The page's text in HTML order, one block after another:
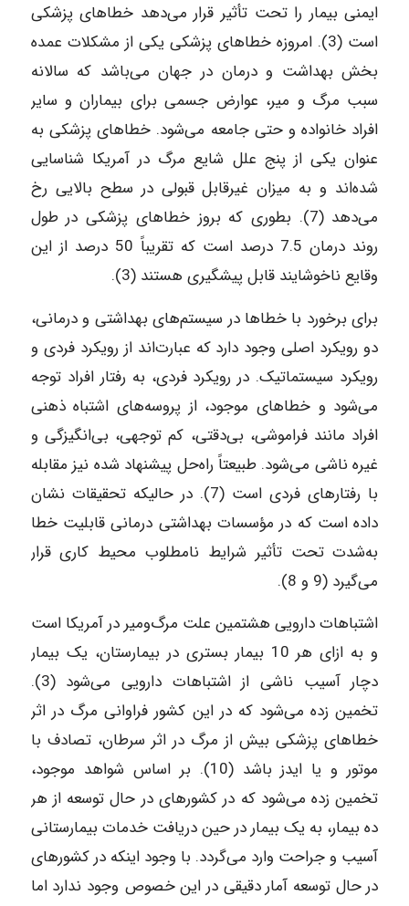
ایمنی بیمار را تحت تأثیر قرار می‌دهد خطاهای پزشکی
است (3). امروزه خطاهای پزشکی یکی از مشکلات عمده
بخش بهداشت و درمان در جهان می‌باشد که سالانه
سبب مرگ و میر، عوارض جسمی برای بیماران و سایر
افراد خانواده و حتی جامعه می‌شود. خطاهای پزشکی به
عنوان یکی از پنج علل شایع مرگ در آمریکا شناسایی
شده‌اند و به میزان غیرقابل قبولی در سطح بالایی رخ
می‌دهد (7). بطوری که بروز خطاهای پزشکی در طول
روند درمان 7.5 درصد است که تقریباً 50 درصد از این
وقایع ناخوشایند قابل پیشگیری هستند (3).
برای برخورد با خطاها در سیستم‌های بهداشتی و درمانی،
دو رویکرد اصلی وجود دارد که عبارت‌اند از رویکرد فردی و
رویکرد سیستماتیک. در رویکرد فردی، به رفتار افراد توجه
می‌شود و خطاهای موجود، از پروسه‌های اشتباه ذهنی
افراد مانند فراموشی، بی‌دقتی، کم توجهی، بی‌انگیزگی و
غیره ناشی می‌شود. طبیعتاً راه‌حل پیشنهاد شده نیز مقابله
با رفتارهای فردی است (7). در حالیکه تحقیقات نشان
داده است که در مؤسسات بهداشتی درمانی قابلیت خطا
به‌شدت تحت تأثیر شرایط نامطلوب محیط کاری قرار
می‌گیرد (9 و 8).
اشتباهات دارویی هشتمین علت مرگ‌ومیر در آمریکا است
و به ازای هر 10 بیمار بستری در بیمارستان، یک بیمار
دچار آسیب ناشی از اشتباهات دارویی می‌شود (3).
تخمین زده می‌شود که در این کشور فراوانی مرگ در اثر
خطاهای پزشکی بیش از مرگ در اثر سرطان، تصادف با
موتور و یا ایدز باشد (10). بر اساس شواهد موجود،
تخمین زده می‌شود که در کشورهای در حال توسعه از هر
ده بیمار، به یک بیمار در حین دریافت خدمات بیمارستانی
آسیب و جراحت وارد می‌گردد. با وجود اینکه در کشورهای
در حال توسعه آمار دقیقی در این خصوص وجود ندارد اما